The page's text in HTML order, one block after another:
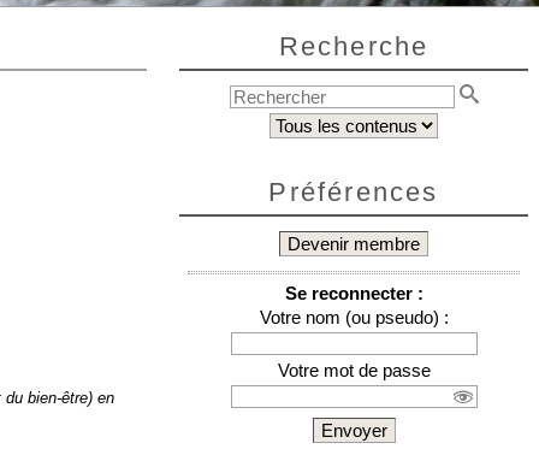
du bien-être) en
Recherche
Préférences
Devenir membre
Se reconnecter :
Votre nom (ou pseudo) :
Votre mot de passe
Envoyer